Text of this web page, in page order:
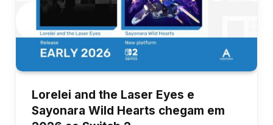
Lorelei and the Laser Eyes e
Sayonara Wild Hearts chegam em